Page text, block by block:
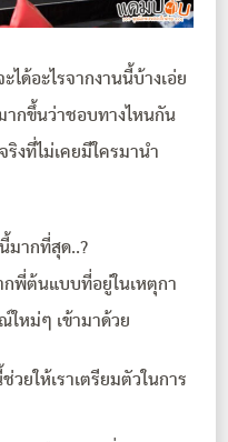
ได้อะไรจากงานนี้บ้างเอ่ย
ากขึ้นว่าชอบทางไหนกัน
งที่ไม่เคยมีใครมานำ
มากที่สุด..?
กพี่ต้นแบบที่อยู่ในเหตุกา
ใหม่ๆ เข้ามาด้วย
วยให้เราเตรียมตัวในการ